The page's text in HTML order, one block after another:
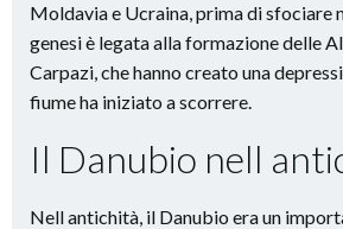
Moldavia e Ucraina, prima di sfociare
genesi è legata alla formazione delle
Carpazi, che hanno creato una
fiume ha iniziato a scorrere.
Il Danubio nell
Nell antichità, il Danubio era un